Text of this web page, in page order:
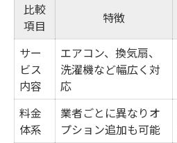
比較
項目
特徴
サー
ビス
内容
エアコン、換気扇、
洗濯機など幅広く対
応
料金
体系
業者ごとに異なりオ
プション追加も可能